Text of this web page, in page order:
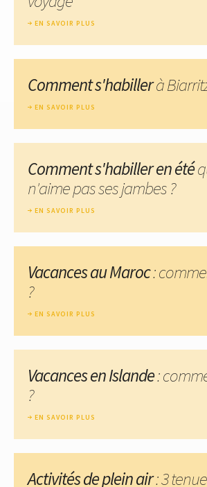
EN SAVOIR PLUS
Comment s'habillerà
EN SAVOIR PLUS
Comment s'habiller en été
n'aime pas ses jambes ?
EN SAVOIR PLUS
Vacances au Maroc:
?
EN SAVOIR PLUS
Vacances en Islande:
?
EN SAVOIR PLUS
Activités de plein air: 3